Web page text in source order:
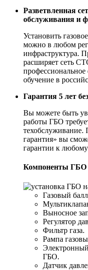
Разветвленная
обслуживания и
Установить
можно в любом
инфраструктура.
расширяет сеть
обучение в
Гарантия 5 лет
Вы можете быть
работы ГБО
гарантия» вы
гарантии к
Компоненты ГБО
Газовый
Выносное
Регулятор
Фильтр газа.
Рампа
ГБО.
Датчик